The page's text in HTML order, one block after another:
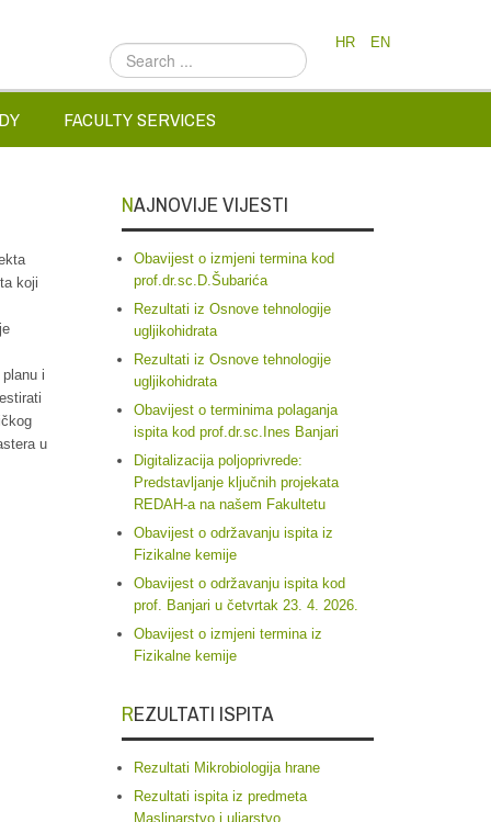
Search
...
HR EN
FACULTY SERVICES
koji
i
u
NAJNOVIJE VIJESTI
Obavijest o izmjeni termina kod
prof.dr.sc.D.Šubarića
Rezultati iz Osnove tehnologije
ugljikohidrata
Rezultati iz Osnove tehnologije
ugljikohidrata
Obavijest o terminima polaganja
ispita kod prof.dr.sc.Ines Banjari
Digitalizacija poljoprivrede:
Predstavljanje ključnih projekata
REDAH-a na našem Fakultetu
Obavijest o održavanju ispita iz
Fizikalne kemije
Obavijest o održavanju ispita kod
prof. Banjari u četvrtak 23. 4. 2026.
Obavijest o izmjeni termina iz
Fizikalne kemije
REZULTATI ISPITA
Rezultati Mikrobiologija hrane
Rezultati ispita iz predmeta
Maslinarstvo i uljarstvo